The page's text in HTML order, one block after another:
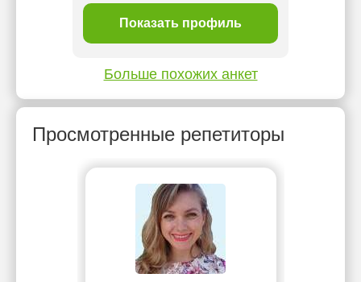
Показать профиль
Больше похожих анкет
Просмотренные репетиторы